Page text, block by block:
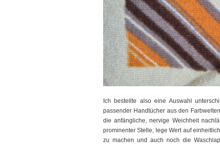
Ich bestellte also eine Auswahl
passender Handtücher aus den
die anfängliche, nervige Weichheit
prominenter Stelle, lege Wert auf
zu machen und auch noch die